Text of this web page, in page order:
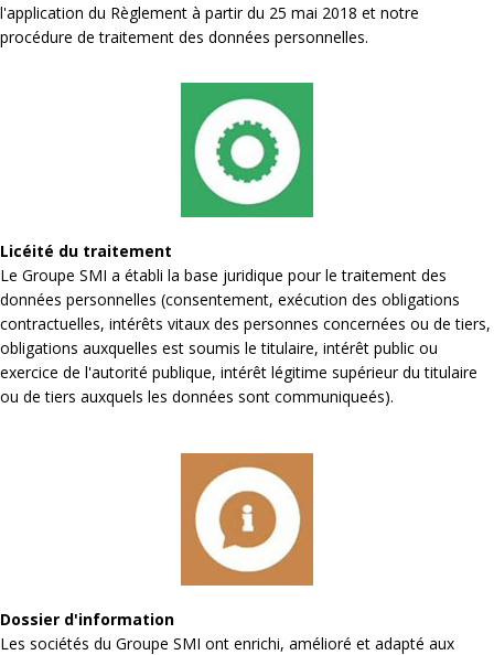
l'application du Règlement à partir du 25 mai 2018 et notre
procédure de traitement des données personnelles.
Licéité du traitement
Le Groupe SMI a établi la base juridique pour le traitement des
données personnelles (consentement, exécution des obligations
contractuelles, intérêts vitaux des personnes concernées ou de tiers,
obligations auxquelles est soumis le titulaire, intérêt public ou
exercice de l'autorité publique, intérêt légitime supérieur du titulaire
ou de tiers auxquels les données sont communiqueés).
Dossier d'information
Les sociétés du Groupe SMI ont enrichi, amélioré et adapté aux